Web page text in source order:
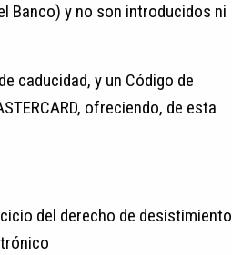
Banco) y no son introducidos ni
caducidad, y un Código de
ofreciendo, de esta
del derecho de desistimiento